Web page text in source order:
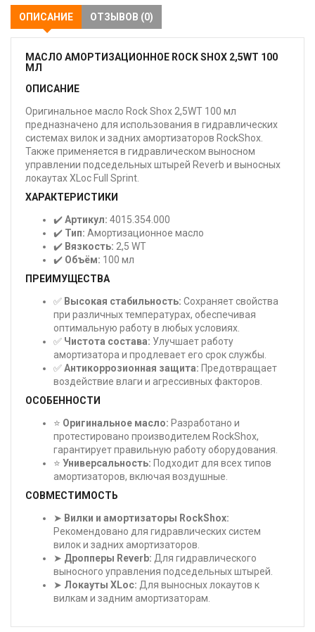
ОПИСАНИЕ ОТЗЫВОВ (0)
МАСЛО АМОРТИЗАЦИОННОЕ ROCK SHOX 2,5WT 100
МЛ
ОПИСАНИЕ
Оригинальное масло Rock Shox 2,5WT 100 мл
предназначено для использования в гидравлических
системах вилок и задних амортизаторов RockShox.
Также применяется в гидравлическом выносном
управлении подседельных штырей Reverb и выносных
локаутах XLoc Full Sprint.
ХАРАКТЕРИСТИКИ
✔️Артикул: 4015.354.000
✔️ Тип: Амортизационное масло
✔️ Вязкость: 2,5 WT
✔️ Объём: 100 мл
ПРЕИМУЩЕСТВА
✅ Высокая стабильность: Сохраняет свойства
при различных температурах, обеспечивая
оптимальную работу в любых условиях.
✅ Чистота состава: Улучшает работу
амортизатора и продлевает его срок службы.
✅Антикоррозионная защита: Предотвращает
воздействие влаги и агрессивных факторов.
ОСОБЕННОСТИ
⭐ Оригинальное масло: Разработано и
протестировано производителем RockShox,
гарантирует правильную работу оборудования.
⭐ Универсальность: Подходит для всех типов
амортизаторов, включая воздушные.
СОВМЕСТИМОСТЬ
➤ Вилки и амортизаторы RockShox:
Рекомендовано для гидравлических систем
вилок и задних амортизаторов.
➤ Дропперы Reverb: Для гидравлического
выносного управления подседельных штырей.
➤ Локауты XLoc: Для выносных локаутов к
вилкам и задним амортизаторам.